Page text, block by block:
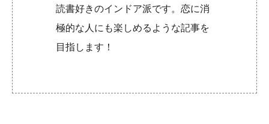
読書好きのインドア派です。恋に消
極的な人にも楽しめるような記事を
目指します！